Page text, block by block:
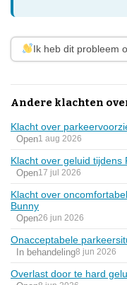
Ik heb dit probleem
Andere klachten
Klacht over
Open1 aug 2026
Klacht over geluid tijdens
Open17 jul 2026
Klacht over
Bunny
Open26 jun 2026
Onacceptabele
In behandeling8 jun 2026
Overlast door te hard